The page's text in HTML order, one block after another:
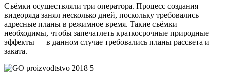
Съёмки осуществляли три оператора. Процесс создания
видеоряда занял несколько дней, поскольку требовались
адресные планы в режимное время. Такие съёмки
необходимы, чтобы запечатлеть краткосрочные природные
эффекты — в данном случае требовались планы рассвета и
заката.